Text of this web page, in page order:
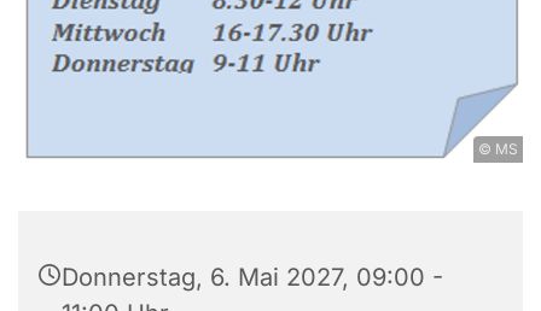
© MS
Donnerstag, 6. Mai 2027, 09:00 -